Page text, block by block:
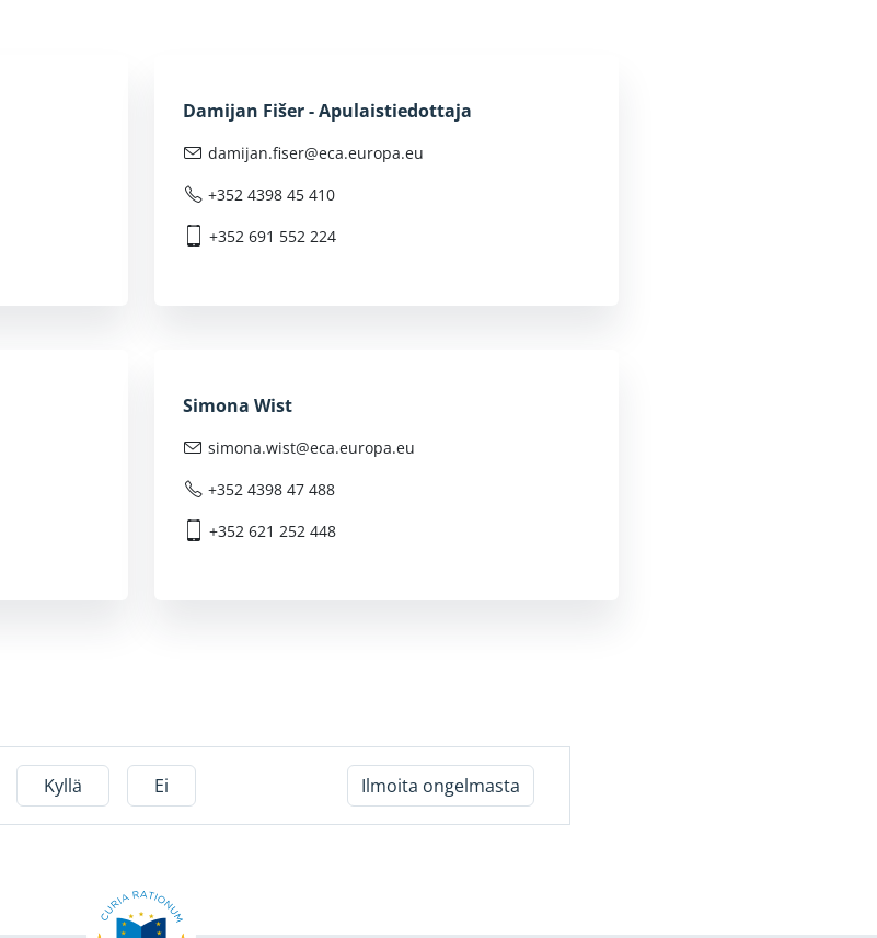
Damijan Fišer - Apulaistiedottaja
damijan.fiser@eca.europa.eu
+352 4398 45 410
+352 691 552 224
Simona Wist
simona.wist@eca.europa.eu
+352 4398 47 488
+352 621 252 448
Kyllä Ei Ilmoita ongelmasta